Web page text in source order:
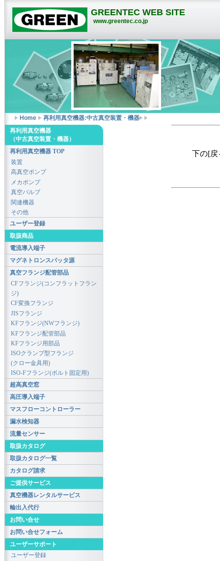
GREENTEC WEB SITE
www.greentec.co.jp
Home 再利用真空機器:中古真空装置・機器
下の[戻
再利用真空機器
（中古真空装置・機器）
再利用真空機器 TOP
装置
高真空ポンプ
メカポンプ
真空バルブ
関連機器
その他
ユーザー登録
取扱商品
電流導入端子
マグネトロンスパッタ源
真空フランジ配管部品
CFフランジ(コンフラットフラン
ジ)
CF変換フランジ
JISフランジ
KFフランジ(NWフランジ)
KFフランジ配管部品
KFフランジ用部品
ISOクランプ型フランジ
(クロー金具用)
ISO-Fフランジ(ボルト固定用)
超高真空窓
高圧導入端子
マスフローコントローラー
漏水検知器
流量センサー
取扱カタログ
取扱カタログ一覧
カタログ請求
ご提供サービス
真空機器レンタルサービス
輸出入代行
お問い合せ
お問い合せフォーム
ユーザーサポート
ユーザー登録